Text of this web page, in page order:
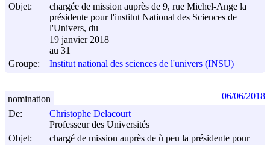
Objet:
chargée de mission auprès de 9, rue Michel-Ange la
présidente pour l'institut National des Sciences de
l'Univers, du
19 janvier 2018
au 31
Groupe:
Institut national des sciences de l'univers (INSU)
De:
Christophe Delacourt
Professeur des Universités
Objet:
chargé de mission auprès de ù peu la présidente pour
nomination 06/06/2018